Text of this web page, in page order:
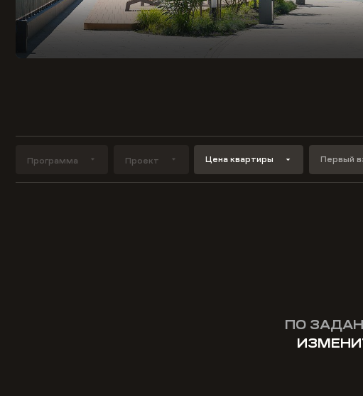
Программа Проект Цена квартиры Первый
ПО